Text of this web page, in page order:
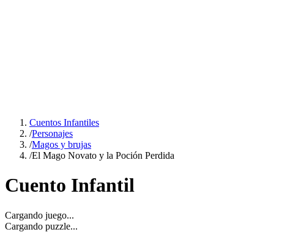
Cuentos Infantiles
/Personajes
/Magos y brujas
/El Mago Novato y la Poción Perdida
Cuento Infantil
Cargando juego...
Cargando puzzle...